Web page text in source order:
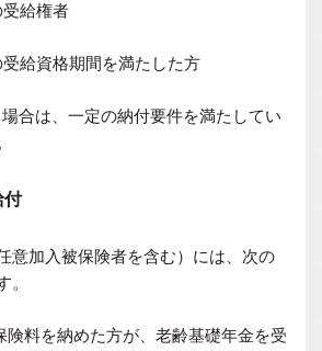
給権者
給資格期間を満たした方
合は、一定の納付要件を満たしてい
付
意加入被保険者を含む）には、次の
。
険料を納めた方が、老齢基礎年金を受